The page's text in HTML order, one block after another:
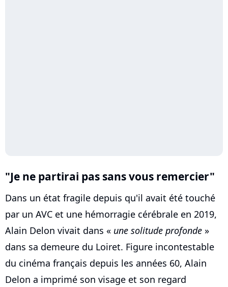
"Je ne partirai pas sans vous remercier"
Dans un état fragile depuis qu'il avait été touché
par un AVC et une hémorragie cérébrale en 2019,
Alain Delon vivait dans « une solitude profonde »
dans sa demeure du Loiret. Figure incontestable
du cinéma français depuis les années 60, Alain
Delon a imprimé son visage et son regard